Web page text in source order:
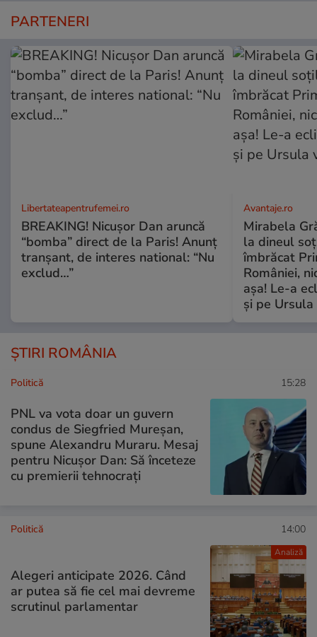
PARTENERI
Libertateapentrufemei.ro
BREAKING! Nicușor Dan aruncă
“bomba” direct de la Paris! Anunț
tranșant, de interes national: “Nu
exclud…”
Avantaje.ro
Mirabela
la dineul
îmbrăcat
României,
așa! Le-a
și pe
ȘTIRI ROMÂNIA
Politică 15:28
PNL va vota doar un guvern
condus de Siegfried Mureșan,
spune Alexandru Muraru. Mesaj
pentru Nicușor Dan: Să înceteze
cu premierii tehnocrați
Analiză
Politică 14:00
Alegeri anticipate 2026. Când
ar putea să fie cel mai devreme
scrutinul parlamentar